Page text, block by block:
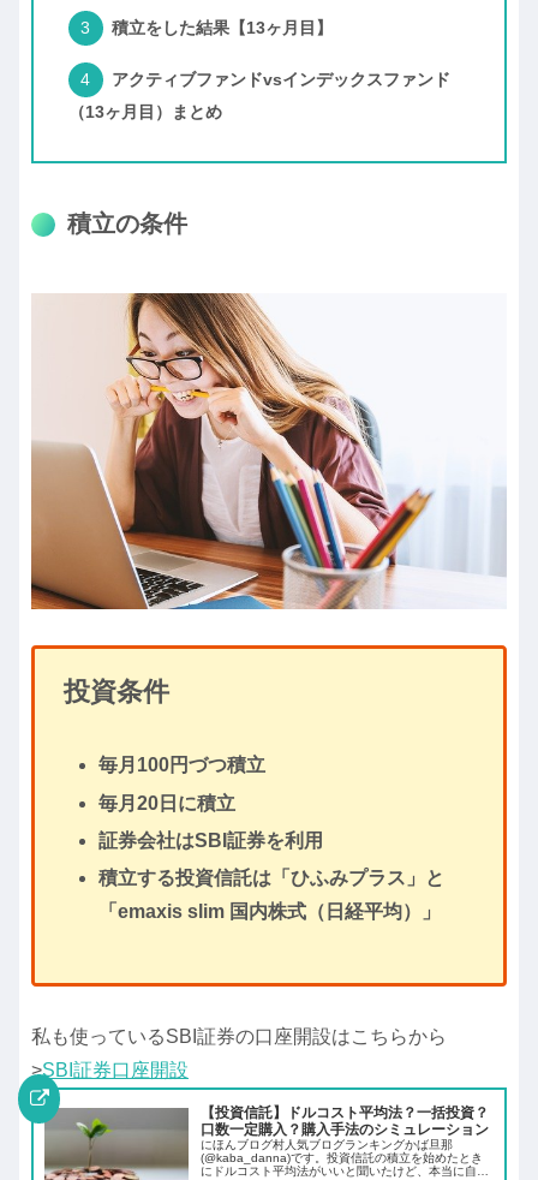
積立をした結果【13ヶ月目】
アクティブファンドvsインデックスファンド
（13ヶ月目）まとめ
積立の条件
投資条件
毎月100円づつ積立
毎月20日に積立
証券会社はSBI証券を利用
積立する投資信託は「ひふみプラス」と
「emaxis slim 国内株式（日経平均）」
私も使っているSBI証券の口座開設はこちらから
>SBI証券口座開設
【投資信託】ドルコスト平均法？一括投資？
口数一定購入？購入手法のシミュレーション
にほんブログ村人気ブログランキングかば旦那
(@kaba_danna)です。投資信託の積立を始めたとき
にドルコスト平均法がいいと聞いたけど、本当に自分